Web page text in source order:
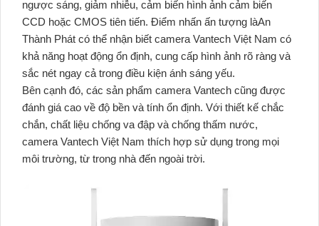
ngược sáng, giảm nhiễu, cảm biến hình ảnh cảm biến
CCD hoặc CMOS tiên tiến. Điểm nhấn ấn tượng làAn
Thành Phát có thể nhận biết camera Vantech Việt Nam có
khả năng hoạt động ổn định, cung cấp hình ảnh rõ ràng và
sắc nét ngay cả trong điều kiện ánh sáng yếu.
Bên cạnh đó, các sản phẩm camera Vantech cũng được
đánh giá cao về độ bền và tính ổn định. Với thiết kế chắc
chắn, chất liệu chống va đập và chống thấm nước,
camera Vantech Việt Nam thích hợp sử dụng trong mọi
môi trường, từ trong nhà đến ngoài trời.